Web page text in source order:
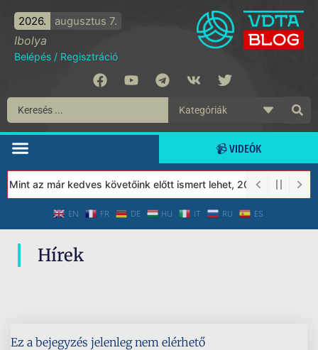
2026. augusztus 7.
Ibolya
Belépés / Regisztráció
📹 VIDEÓK
az már kedves követőink előtt ismert lehet, 2023-tól a
EN FR DE HU IT RU ES
Hírek
Ez a bejegyzés jelenleg nem elérhető